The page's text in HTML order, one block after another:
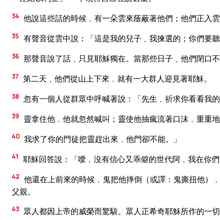
34 他說這些話的時候﹐有一朵雲來蔭蔽著他們；他們正入
35 有聲音從雲中說：「這是我的兒子﹑我揀選的；你們要
36 那聲音說了話﹑只見耶穌獨在。當那些日子﹑他們閉口
37 第二天﹑他們從山上下來﹐就有一大群人迎見著耶穌。
38 忽有一個人從群眾中呼喊著說：「先生﹐祈求你看看我
39 靈拿住他﹐他就忽然喊叫；靈使他抽瘋流著口沫﹐重重
40 我求了你的門徒把靈趕出來﹐他門卻不能。」
41 耶穌回答說：「噯﹐沒有信心又乖僻的世代阿﹐我在你
42 他還在上前來的時候﹐鬼把他摔倒（或譯：鬼撕扭他）
父親。
43 眾人都因上帝的威榮而驚駭。眾人正希奇耶穌所作的一